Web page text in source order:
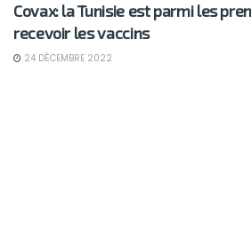
Covax: la Tunisie est parmi les
recevoir les vaccins
24 DÉCEMBRE 2022